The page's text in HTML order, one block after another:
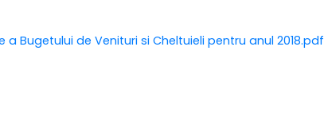
a Bugetului de Venituri si Cheltuieli pentru anul 2018.pdf